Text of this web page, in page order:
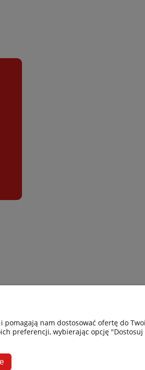
Twoje
nam dostosować ofertę do
preferencji, wybierając opcję "Dostosuj